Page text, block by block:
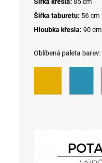
Šířka taburetu: 56 cm
Hloubka křesla: 90 cm
Oblíbená paleta barev: